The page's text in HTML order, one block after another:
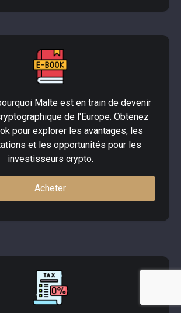
Malte est en train de devenir
de l'Europe. Obtenez
pour explorer les avantages, les
et les opportunités pour les
investisseurs crypto.
Acheter